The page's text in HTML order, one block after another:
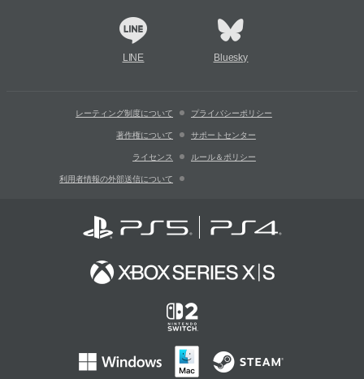
LINE Bluesky
レーティング制度について プライバシーポリシー
著作権について サポートセンター
ライセンス ルール＆ポリシー
利用者情報の外部送信について